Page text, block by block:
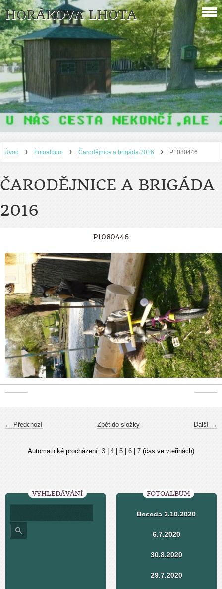
HORÁKOVA LHOTA
Úvod › Fotoalbum › Čarodějnice a brigáda 2016 › P1080446
ČARODĚJNICE A BRIGÁDA
2016
P1080446
← Předchozí Další →
Zpět do složky
Automatické procházení: 3 4 5 6 7 (čas ve vteřinách)
VYHLEDÁVÁNÍ FOTOALBUM
Beseda 3.10.2020
6.7.2020
30.8.2020
29.7.2020